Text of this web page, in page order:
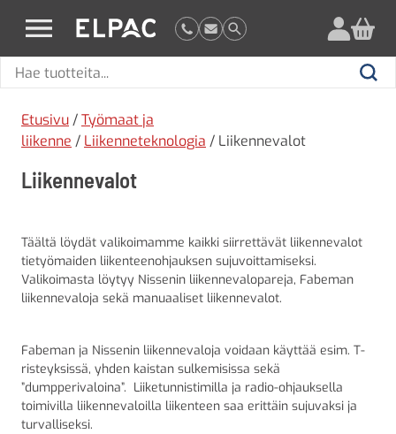
elpac.fi
Hae
Hae
Etusivu /Työmaat ja
liikenne / Liikenneteknologia / Liikennevalot
Liikennevalot
Täältä löydät valikoimamme kaikki siirrettävät liikennevalot
tietyömaiden liikenteenohjauksen sujuvoittamiseksi.
Valikoimasta löytyy Nissenin liikennevalopareja, Fabeman
liikennevaloja sekä manuaaliset liikennevalot.
Fabeman ja Nissenin liikennevaloja voidaan käyttää esim. T-
risteyksissä, yhden kaistan sulkemisissa sekä
”dumpperivaloina”. Liiketunnistimilla ja radio-ohjauksella
toimivilla liikennevaloilla liikenteen saa erittäin sujuvaksi ja
turvalliseksi.